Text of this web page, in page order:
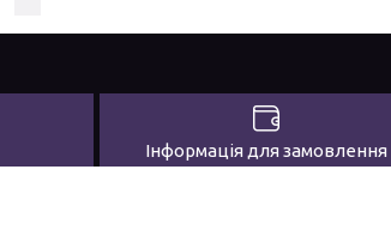
Інформація для замовлення